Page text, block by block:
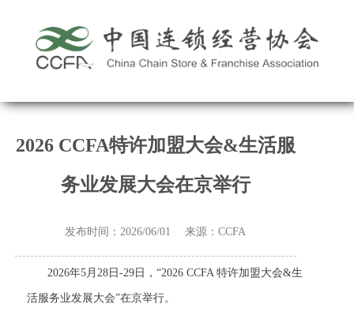
2026 CCFA特许加盟大会&生活服
务业发展大会在京举行
发布时间：2026/06/01 来源：CCFA
2026年5月28日-29日，“2026 CCFA 特许加盟大会&生
活服务业发展大会”在京举行。